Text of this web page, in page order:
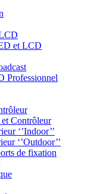
et LCD
Professionnel
Contrôleur
‘’Indoor’’
‘’Outdoor’’
de fixation